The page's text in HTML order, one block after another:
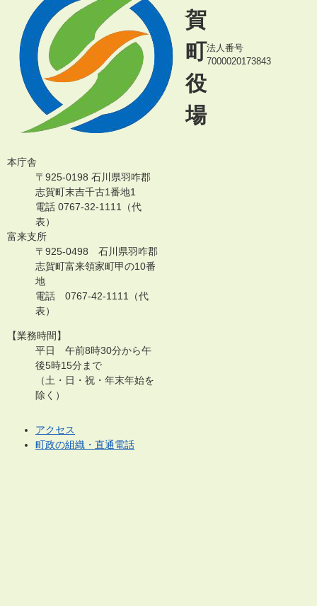
賀
町
役
場
法人番号
7000020173843
本庁舎
〒925-0198 石川県羽咋郡
志賀町末吉千古1番地1
電話 0767-32-1111（代
表）
富来支所
〒925-0498 石川県羽咋郡
志賀町富来領家町甲の10番
地
電話 0767-42-1111（代
表）
【業務時間】
平日 午前8時30分から午
後5時15分まで
（土・日・祝・年末年始を
除く）
アクセス
町政の組織・直通電話